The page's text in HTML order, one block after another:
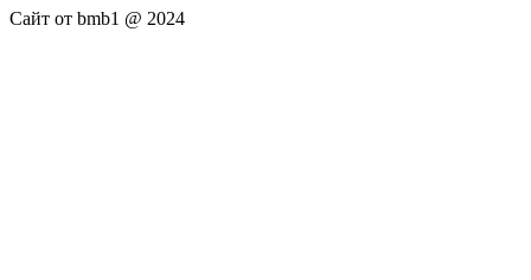
Сайт от bmb1 @ 2024